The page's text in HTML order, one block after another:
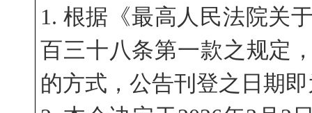
1. 根据《最高人民法院关
百三十八条第一款之规定
的方式，公告刊登之日期